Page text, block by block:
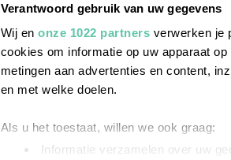
Verantwoord gebruik van uw gegevens
Wij en onze 1022 partners verwerken je
cookies om informatie op uw apparaat
metingen aan advertenties en content,
en met welke doelen.
Als u het toestaat, willen we ook graag:
Informatie verzamelen over uw